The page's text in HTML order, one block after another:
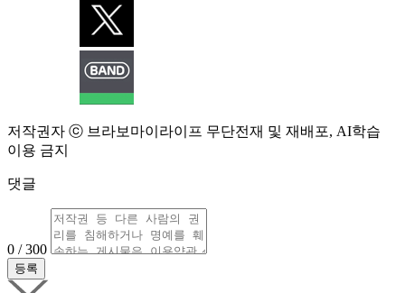
저작권자 ⓒ 브라보마이라이프 무단전재 및 재배포, AI학습
이용 금지
댓글
0 / 300